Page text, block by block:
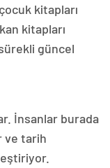
kitapları
kitapları
güncel
İnsanlar burada
ve tarih